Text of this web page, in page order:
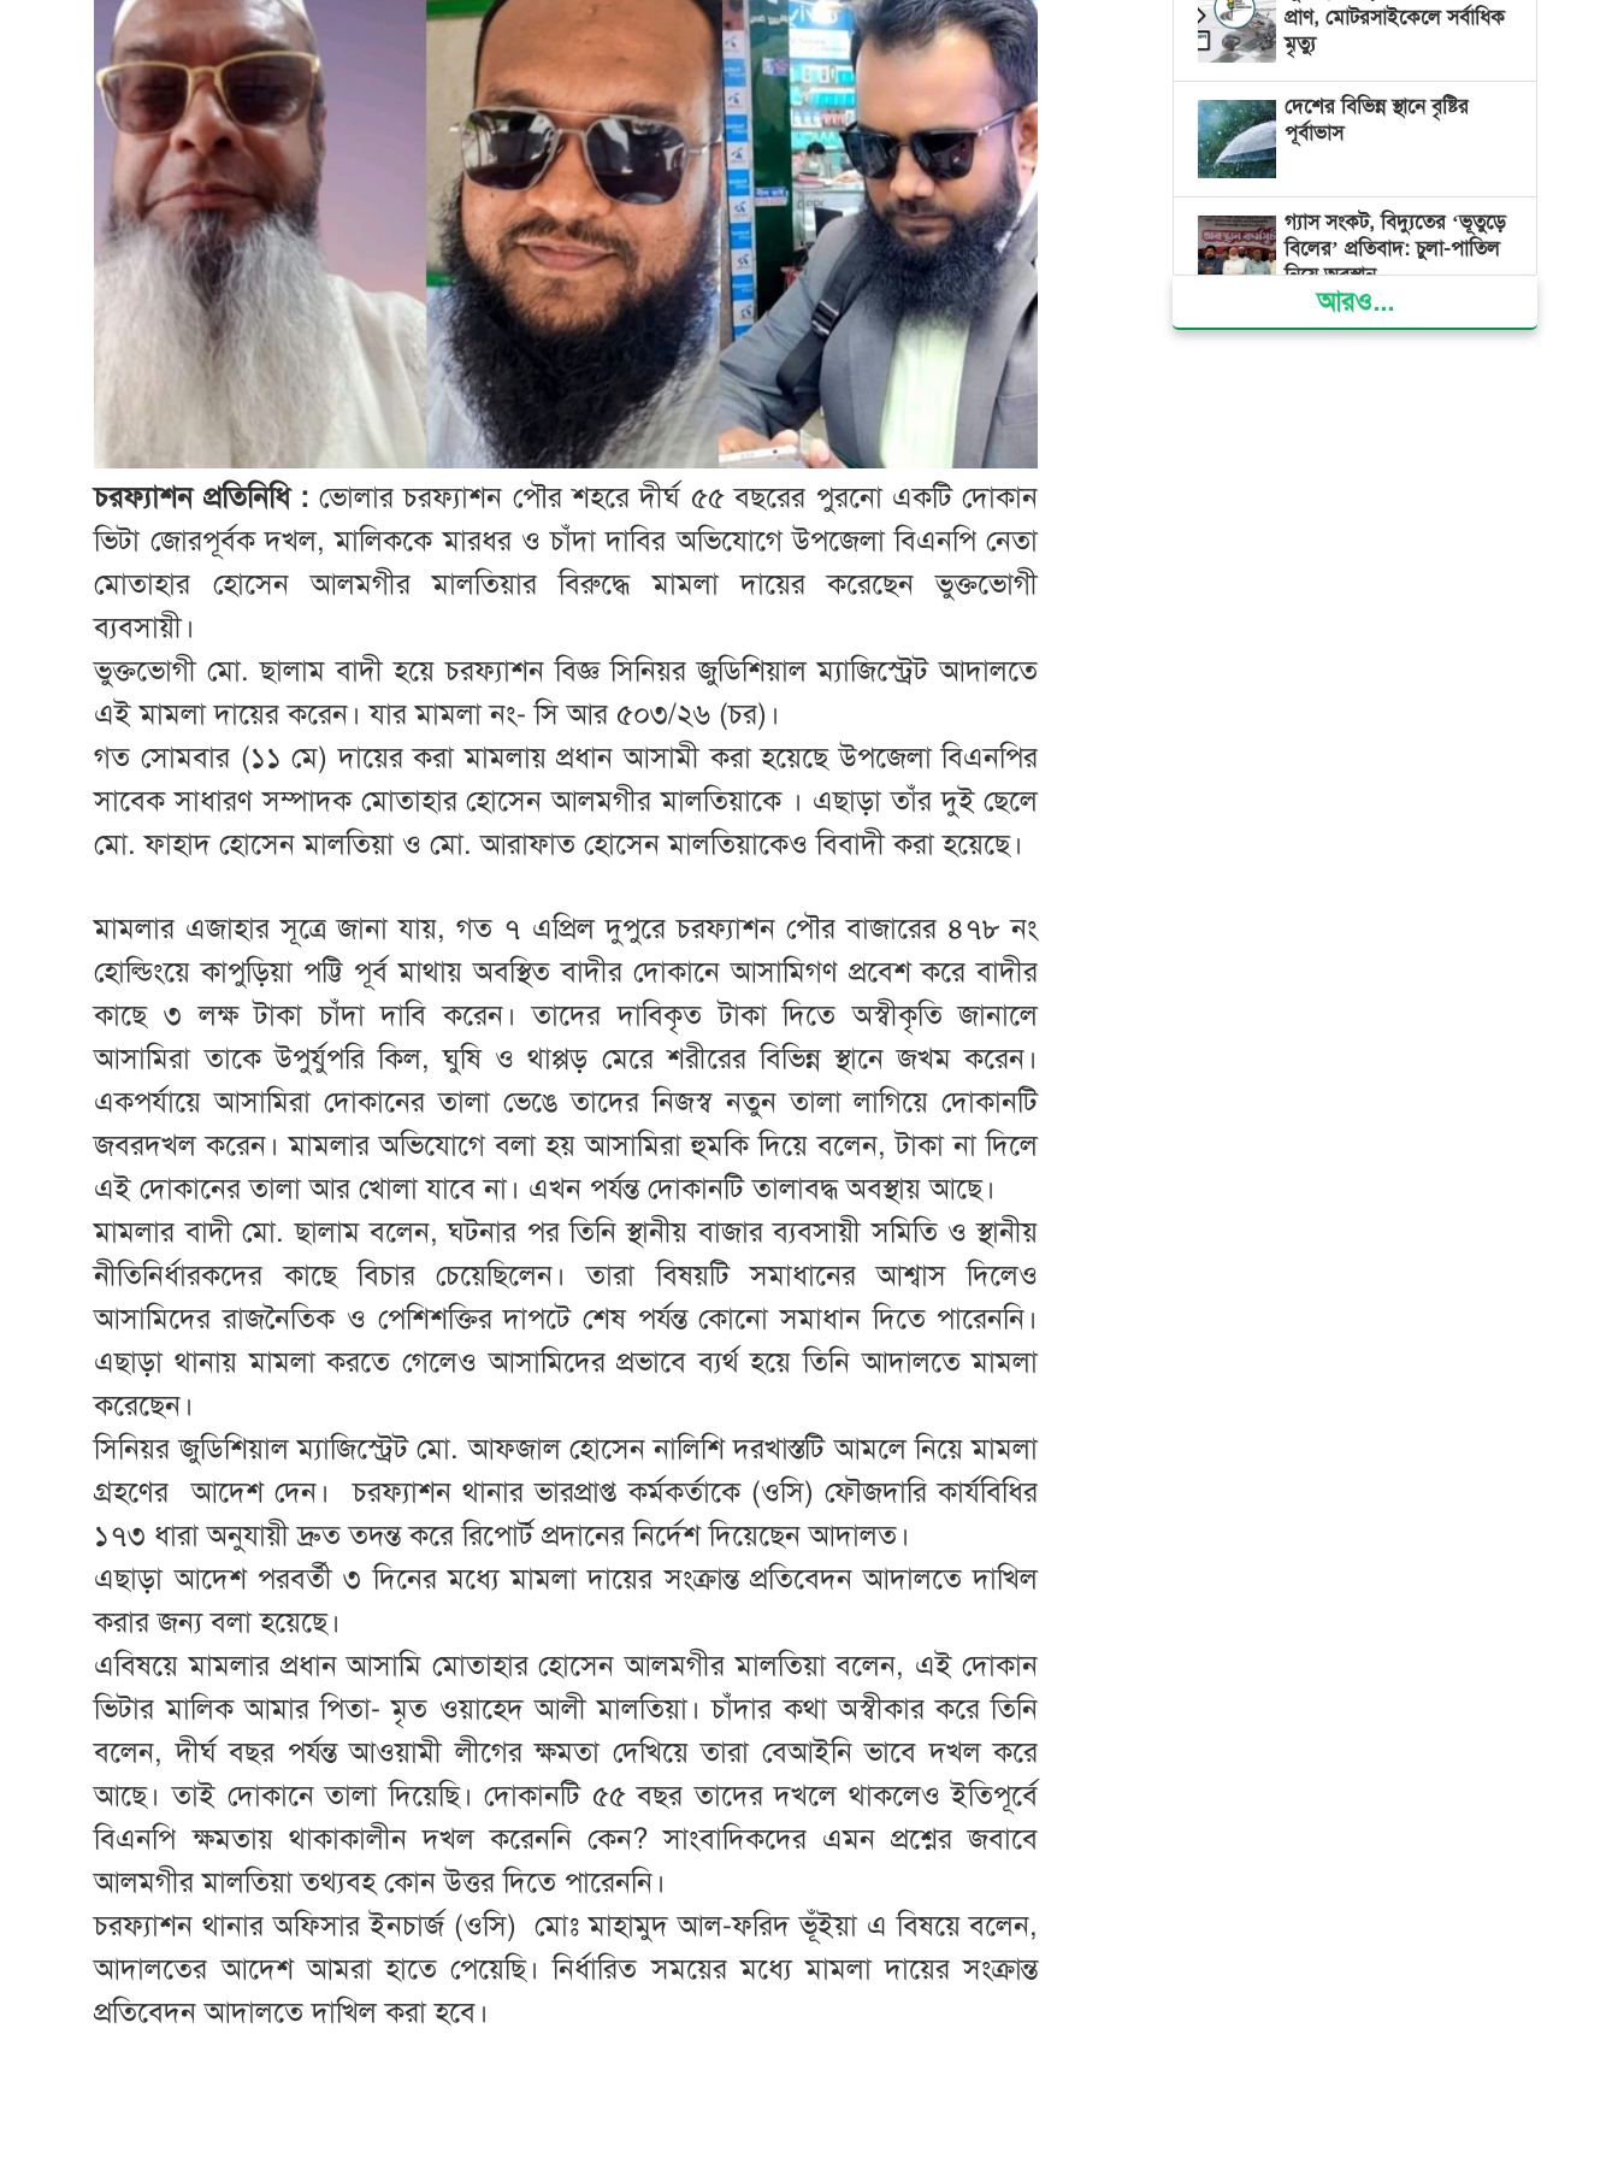
চরফ্যাশন প্রতিনিধি : ভোলার চরফ্যাশন পৌর শহরে দীর্ঘ ৫৫ বছরের পুরনো একটি দোকান
ভিটা জোরপূর্বক দখল, মালিককে মারধর ও চাঁদা দাবির অভিযোগে উপজেলা বিএনপি নেতা
মোতাহার হোসেন আলমগীর মালতিয়ার বিরুদ্ধে মামলা দায়ের করেছেন ভুক্তভোগী
ব্যবসায়ী।
ভুক্তভোগী মো. ছালাম বাদী হয়ে চরফ্যাশন বিজ্ঞ সিনিয়র জুডিশিয়াল ম্যাজিস্ট্রেট আদালতে
এই মামলা দায়ের করেন। যার মামলা নং- সি আর ৫০৩/২৬ (চর)।
গত সোমবার (১১ মে) দায়ের করা মামলায় প্রধান আসামী করা হয়েছে উপজেলা বিএনপির
সাবেক সাধারণ সম্পাদক মোতাহার হোসেন আলমগীর মালতিয়াকে । এছাড়া তাঁর দুই ছেলে
মো. ফাহাদ হোসেন মালতিয়া ও মো. আরাফাত হোসেন মালতিয়াকেও বিবাদী করা হয়েছে।
মামলার এজাহার সূত্রে জানা যায়, গত ৭ এপ্রিল দুপুরে চরফ্যাশন পৌর বাজারের ৪৭৮ নং
হোল্ডিংয়ে কাপুড়িয়া পট্টি পূর্ব মাথায় অবস্থিত বাদীর দোকানে আসামিগণ প্রবেশ করে বাদীর
কাছে ৩ লক্ষ টাকা চাঁদা দাবি করেন। তাদের দাবিকৃত টাকা দিতে অস্বীকৃতি জানালে
আসামিরা তাকে উপুর্যুপরি কিল, ঘুষি ও থাপ্পড় মেরে শরীরের বিভিন্ন স্থানে জখম করেন।
একপর্যায়ে আসামিরা দোকানের তালা ভেঙে তাদের নিজস্ব নতুন তালা লাগিয়ে দোকানটি
জবরদখল করেন। মামলার অভিযোগে বলা হয় আসামিরা হুমকি দিয়ে বলেন, টাকা না দিলে
এই দোকানের তালা আর খোলা যাবে না। এখন পর্যন্ত দোকানটি তালাবদ্ধ অবস্থায় আছে।
মামলার বাদী মো. ছালাম বলেন, ঘটনার পর তিনি স্থানীয় বাজার ব্যবসায়ী সমিতি ও স্থানীয়
নীতিনির্ধারকদের কাছে বিচার চেয়েছিলেন। তারা বিষয়টি সমাধানের আশ্বাস দিলেও
আসামিদের রাজনৈতিক ও পেশিশক্তির দাপটে শেষ পর্যন্ত কোনো সমাধান দিতে পারেননি।
এছাড়া থানায় মামলা করতে গেলেও আসামিদের প্রভাবে ব্যর্থ হয়ে তিনি আদালতে মামলা
করেছেন।
সিনিয়র জুডিশিয়াল ম্যাজিস্ট্রেট মো. আফজাল হোসেন নালিশি দরখাস্তটি আমলে নিয়ে মামলা
গ্রহণের আদেশ দেন। চরফ্যাশন থানার ভারপ্রাপ্ত কর্মকর্তাকে (ওসি) ফৌজদারি কার্যবিধির
১৭৩ ধারা অনুযায়ী দ্রুত তদন্ত করে রিপোর্ট প্রদানের নির্দেশ দিয়েছেন আদালত।
এছাড়া আদেশ পরবর্তী ৩ দিনের মধ্যে মামলা দায়ের সংক্রান্ত প্রতিবেদন আদালতে দাখিল
করার জন্য বলা হয়েছে।
এবিষয়ে মামলার প্রধান আসামি মোতাহার হোসেন আলমগীর মালতিয়া বলেন, এই দোকান
ভিটার মালিক আমার পিতা- মৃত ওয়াহেদ আলী মালতিয়া। চাঁদার কথা অস্বীকার করে তিনি
বলেন, দীর্ঘ বছর পর্যন্ত আওয়ামী লীগের ক্ষমতা দেখিয়ে তারা বেআইনি ভাবে দখল করে
আছে। তাই দোকানে তালা দিয়েছি। দোকানটি ৫৫ বছর তাদের দখলে থাকলেও ইতিপূর্বে
বিএনপি ক্ষমতায় থাকাকালীন দখল করেননি কেন? সাংবাদিকদের এমন প্রশ্নের জবাবে
আলমগীর মালতিয়া তথ্যবহ কোন উত্তর দিতে পারেননি।
চরফ্যাশন থানার অফিসার ইনচার্জ (ওসি) মোঃ মাহামুদ আল-ফরিদ ভূঁইয়া এ বিষয়ে বলেন,
আদালতের আদেশ আমরা হাতে পেয়েছি। নির্ধারিত সময়ের মধ্যে মামলা দায়ের সংক্রান্ত
প্রতিবেদন আদালতে দাখিল করা হবে।
প্রাণ, মোটরসাইকেলে সর্বাধিক
মৃত্যু
দেশের বিভিন্ন স্থানে বৃষ্টির
পূর্বাভাস
গ্যাস সংকট, বিদ্যুতের ‘ভূতুড়ে
বিলের’ প্রতিবাদ: চুলা-পাতিল
নিয়ে অবস্থান
ক্ষমতার কেন্দ্র গণভবন থেকে
আরও...